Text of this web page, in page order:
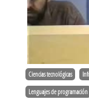
Ciencias tecnológicas
Lenguajes de programación